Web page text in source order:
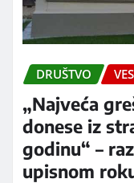
DRUŠTVO
„Najveća
donese iz
godinu“ –
upisnom